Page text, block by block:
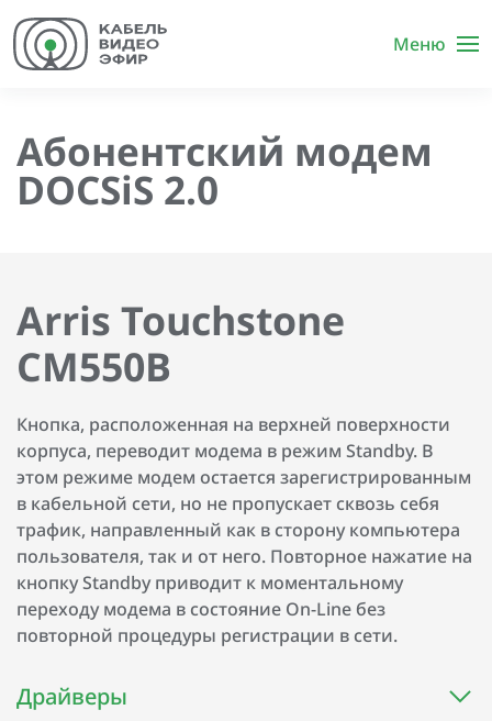
Меню
Абонентский модем
DOCSiS 2.0
Arris Touchstone
CM550B
Кнопка, расположенная на верхней поверхности
корпуса, переводит модема в режим Standby. В
этом режиме модем остается зарегистрированным
в кабельной сети, но не пропускает сквозь себя
трафик, направленный как в сторону компьютера
пользователя, так и от него. Повторное нажатие на
кнопку Standby приводит к моментальному
переходу модема в состояние On-Line без
повторной процедуры регистрации в сети.
Драйверы